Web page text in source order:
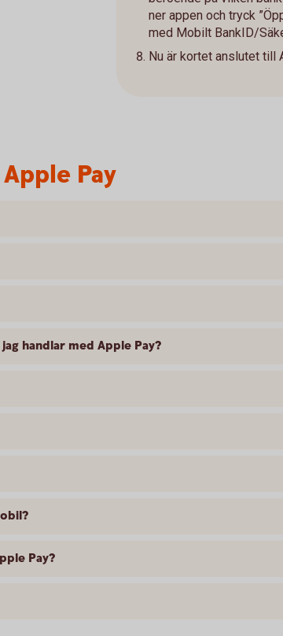
ner appen och tryck
med Mobilt BankID/
Nu är kortet anslutet till
Pay
handlar med Apple Pay?
Pay?